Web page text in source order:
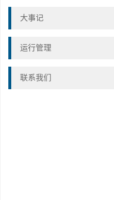
大事记
运行管理
联系我们